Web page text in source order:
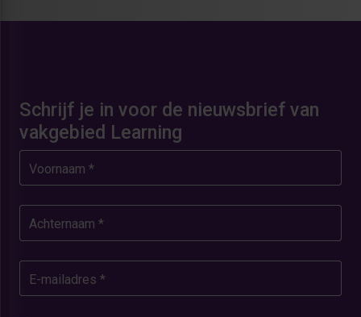
Schrijf je in voor de nieuwsbrief van
vakgebied Learning
Voornaam *
Achternaam *
E-mailadres *